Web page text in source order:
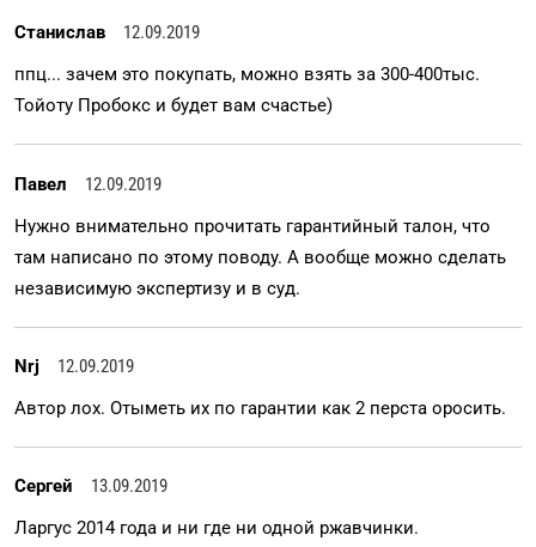
Станислав
12.09.2019
ппц... зачем это покупать, можно взять за 300-400тыс.
Тойоту Пробокс и будет вам счастье)
Павел
12.09.2019
Нужно внимательно прочитать гарантийный талон, что
там написано по этому поводу. А вообще можно сделать
независимую экспертизу и в суд.
Nrj
12.09.2019
Автор лох. Отыметь их по гарантии как 2 перста оросить.
Сергей
13.09.2019
Ларгус 2014 года и ни где ни одной ржавчинки.